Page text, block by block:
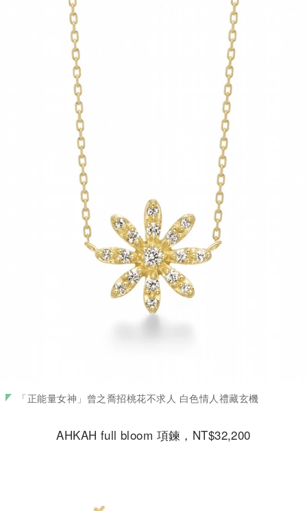
「正能量女神」曾之喬招桃花不求人 白色情人禮藏玄機
AHKAH full bloom 項鍊，NT$32,200